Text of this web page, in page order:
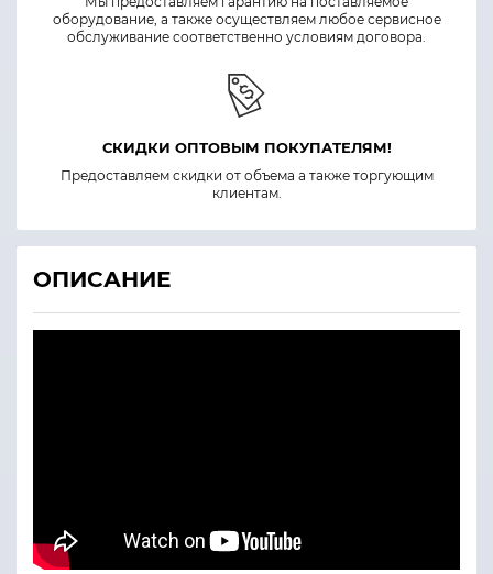
оборудование, а также осуществляем любое сервисное
обслуживание соответственно условиям договора.
СКИДКИ ОПТОВЫМ ПОКУПАТЕЛЯМ!
Предоставляем скидки от объема а также торгующим
клиентам.
ОПИСАНИЕ